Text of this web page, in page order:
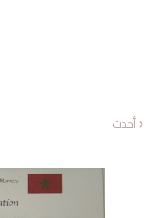
أحدث